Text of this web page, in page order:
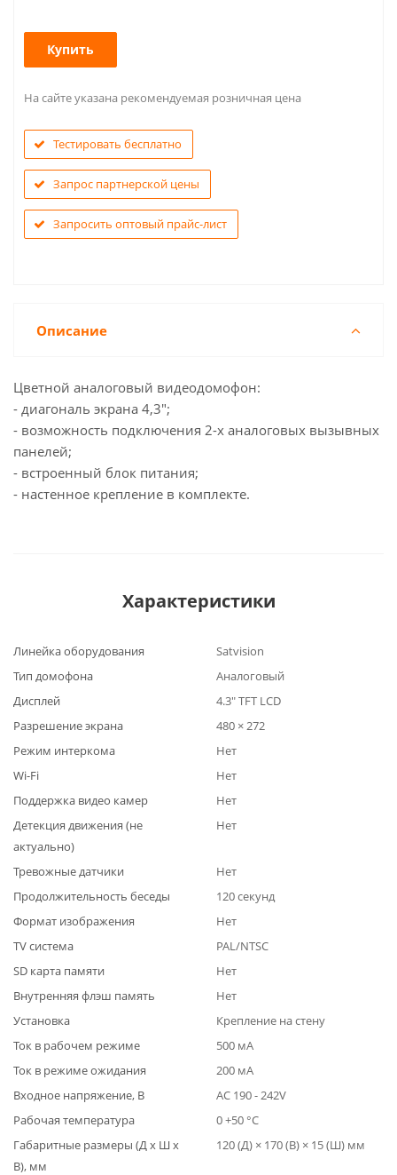
Купить
На сайте указана рекомендуемая розничная цена
Тестировать бесплатно
Запрос партнерской цены
Запросить оптовый прайс-лист
Описание
Цветной аналоговый видеодомофон:
- диагональ экрана 4,3";
- возможность подключения 2-х аналоговых вызывных
панелей;
- встроенный блок питания;
- настенное крепление в комплекте.
Характеристики
Линейка оборудования
Satvision
Тип домофона
Аналоговый
Дисплей
4.3" TFT LCD
Разрешение экрана
480 × 272
Режим интеркома
Нет
Wi-Fi
Нет
Поддержка видео камер
Нет
Детекция движения (не
актуально)
Нет
Тревожные датчики
Нет
Продолжительность беседы
120 секунд
Формат изображения
Нет
TV система
PAL/NTSC
SD карта памяти
Нет
Внутренняя флэш память
Нет
Установка
Крепление на стену
Ток в рабочем режиме
500 мА
Ток в режиме ожидания
200 мА
Входное напряжение, В
AC 190 - 242V
Рабочая температура
0 +50 °C
Габаритные размеры (Д x Ш x
В), мм
120 (Д) × 170 (В) × 15 (Ш) мм